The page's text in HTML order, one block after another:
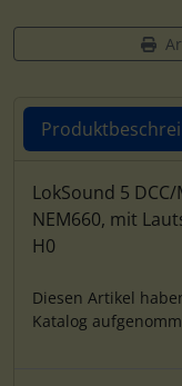
LokSound 5
NEM660, mit
H0
Diesen Artikel
Katalog